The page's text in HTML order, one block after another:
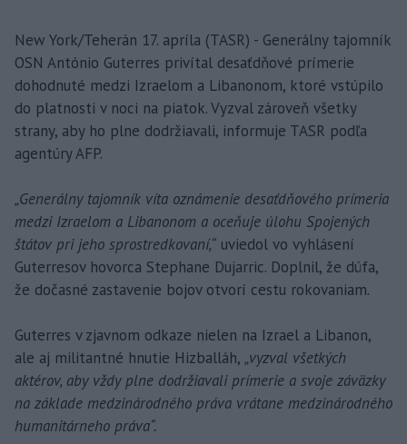
New York/Teherán 17. apríla (TASR) - Generálny tajomník
OSN António Guterres privítal desaťdňové prímerie
dohodnuté medzi Izraelom a Libanonom, ktoré vstúpilo
do platnosti v noci na piatok. Vyzval zároveň všetky
strany, aby ho plne dodržiavali, informuje TASR podľa
agentúry AFP.
„Generálny tajomník víta oznámenie desaťdňového prímeria
medzi Izraelom a Libanonom a oceňuje úlohu Spojených
štátov pri jeho sprostredkovaní,“ uviedol vo vyhlásení
Guterresov hovorca Stephane Dujarric. Doplnil, že dúfa,
že dočasné zastavenie bojov otvorí cestu rokovaniam.
Guterres v zjavnom odkaze nielen na Izrael a Libanon,
ale aj militantné hnutie Hizballáh, „vyzval všetkých
aktérov, aby vždy plne dodržiavali prímerie a svoje záväzky
na základe medzinárodného práva vrátane medzinárodného
humanitárneho práva“.